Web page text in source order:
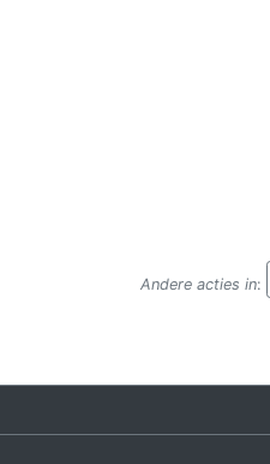
Andere acties in: